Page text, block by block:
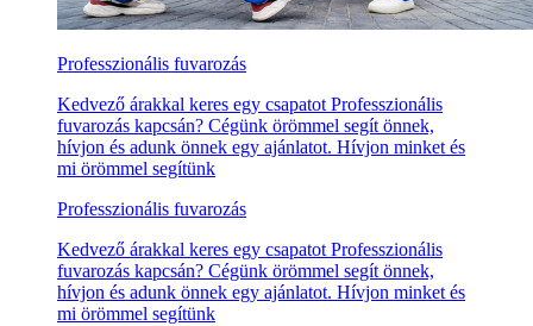
Professzionális fuvarozás
Kedvező árakkal keres egy csapatot Professzionális
fuvarozás kapcsán? Cégünk örömmel segít önnek,
hívjon és adunk önnek egy ajánlatot. Hívjon minket és
mi örömmel segítünk
Professzionális fuvarozás
Kedvező árakkal keres egy csapatot Professzionális
fuvarozás kapcsán? Cégünk örömmel segít önnek,
hívjon és adunk önnek egy ajánlatot. Hívjon minket és
mi örömmel segítünk